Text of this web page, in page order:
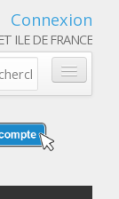
Connexion
ILE DE FRANCE